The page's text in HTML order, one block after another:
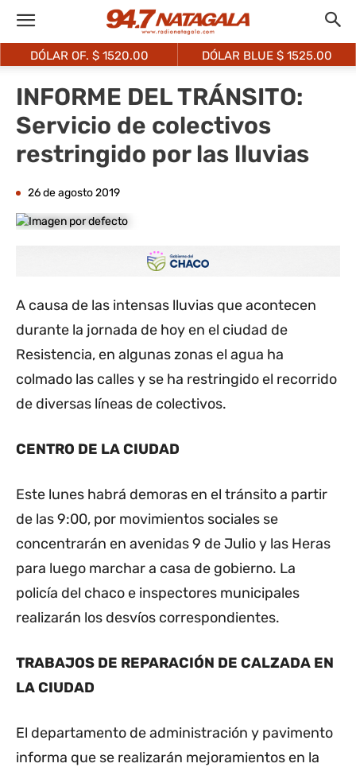
DÓLAR OF. $ 1520.00 DÓLAR BLUE $ 1525.00
INFORME DEL TRÁNSITO:
Servicio de colectivos
restringido por las lluvias
26 de agosto 2019
A causa de las intensas lluvias que acontecen
durante la jornada de hoy en el ciudad de
Resistencia, en algunas zonas el agua ha
colmado las calles y se ha restringido el recorrido
de diversas líneas de colectivos.
CENTRO DE LA CIUDAD
Este lunes habrá demoras en el tránsito a partir
de las 9:00, por movimientos sociales se
concentrarán en avenidas 9 de Julio y las Heras
para luego marchar a casa de gobierno. La
policía del chaco e inspectores municipales
realizarán los desvíos correspondientes.
TRABAJOS DE REPARACIÓN DE CALZADA EN
LA CIUDAD
El departamento de administración y pavimento
informa que se realizarán mejoramientos en la